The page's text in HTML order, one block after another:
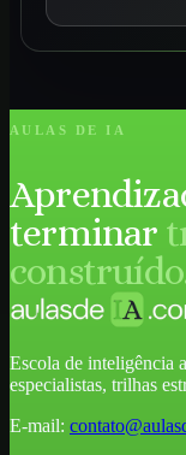
AULAS DE IA
terminar
Escola de inteligência
especialistas, trilhas
E-mail: